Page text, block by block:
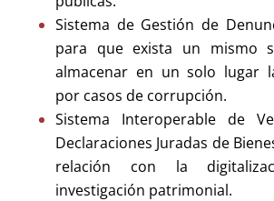
Sistema de Gestión de
para que exista un mismo
almacenar en un solo lugar
por casos de corrupción.
Sistema Interoperable de
Declaraciones Juradas de
relación con la
investigación patrimonial.